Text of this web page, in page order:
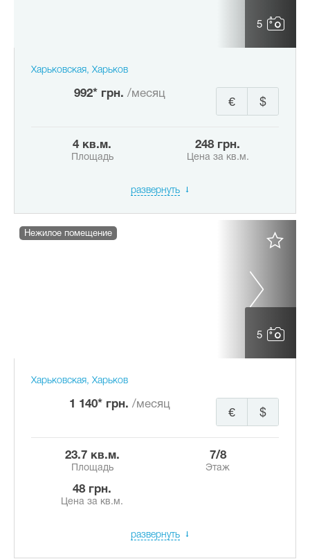
5
Харьковская, Харьков
992* грн. /месяц
$
€
4 кв.м.
Площадь
248 грн.
Цена за кв.м.
развернуть
5
Нежилое помещение
Харьковская, Харьков
1 140* грн. /месяц
$
€
23.7 кв.м.
Площадь
7/8
Этаж
48 грн.
Цена за кв.м.
развернуть